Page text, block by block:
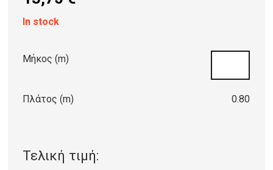
In stock
Μήκος (m)
Πλάτος (m) 0.80
Τελική τιμή: